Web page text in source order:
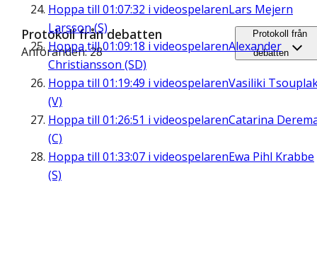
Hoppa till 01:07:32 i videospelarenLars Mejern
Larsson (S)
Hoppa till01:09:18 i videospelarenAlexander
Christiansson (SD)
Hoppa till 01:19:49 i videospelarenVasiliki
(V)
Hoppa till 01:26:51 i videospelarenCatarina
(C)
Hoppa till 01:33:07 i videospelarenEwa Pihl Krabbe
(S)
Protokoll från debatten
Anföranden: 28
Protokoll från
debatten